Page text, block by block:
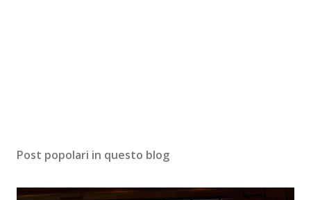
Post popolari in questo blog